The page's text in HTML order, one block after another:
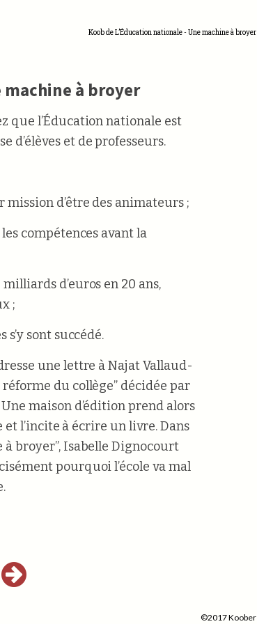
Koob de L’Éducation nationale - Une machine à broyer
machine à broyer
que l’Éducation nationale est
d’élèves et de professeurs.
d’être des animateurs ;
compétences avant la
d’euros en 20 ans,
;
s’y sont succédé.
une lettre à Najat Vallaud-
du collège” décidée par
maison d’édition prend alors
l’incite à écrire un livre. Dans
à broyer”, Isabelle Dignocourt
pourquoi l’école va mal
©2017 Koober